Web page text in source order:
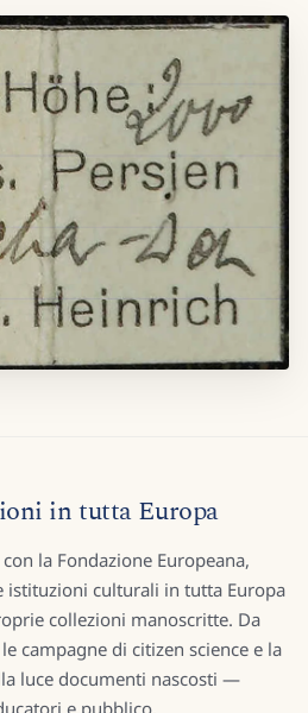
in tutta Europa
la Fondazione Europeana,
istituzioni culturali in tutta Europa
collezioni manoscritte. Da
campagne di citizen science e la
luce documenti nascosti —
e pubblico.